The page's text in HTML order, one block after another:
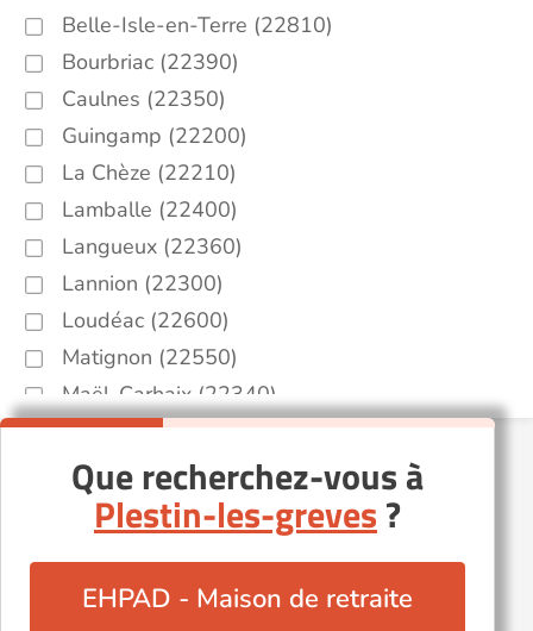
Belle-Isle-en-Terre (22810)
Bourbriac (22390)
Caulnes (22350)
Guingamp (22200)
La Chèze (22210)
Lamballe (22400)
Langueux (22360)
Lannion (22300)
Loudéac (22600)
Matignon (22550)
Maël-Carhaix (22340)
Plouaret (22420)
Plédran (22960)
Plélan-le-Petit (22980)
Quévert (22100)
Saint-Quay-Perros (22700)
Que recherchez-vous à
Plestin-les-greves?
EHPAD - Maison de retraite